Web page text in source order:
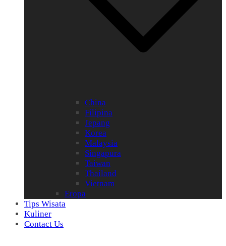
China
Filipina
Jepang
Korea
Malaysia
Singapura
Taiwan
Thailand
Vietnam
Eropa
Tips Wisata
Kuliner
Contact Us